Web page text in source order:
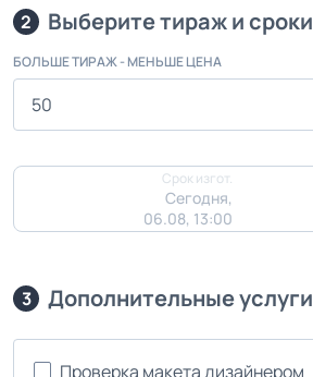
2 Выберите тираж и сроки
БОЛЬШЕ ТИРАЖ - МЕНЬШЕ ЦЕНА
Срок изгот.
Сегодня,
06.08, 13:00
3 Дополнительные услуги
Проверка макета дизайнером